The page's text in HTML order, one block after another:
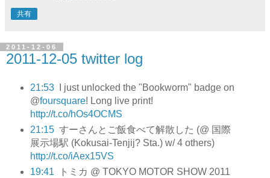
共有
2011-12-06
2011-12-05 twitter log
21:53
I just unlocked the "Bookworm" badge on
@foursquare! Long live print!
http://t.co/hOs4OCMS
21:15 すーさんとご飯食べて解散した (@ 国際
展示場駅 (Kokusai-Tenjij? Sta.) w/ 4 others)
http://t.co/iAex15VS
19:41
トミカ @ TOKYO MOTOR SHOW 2011